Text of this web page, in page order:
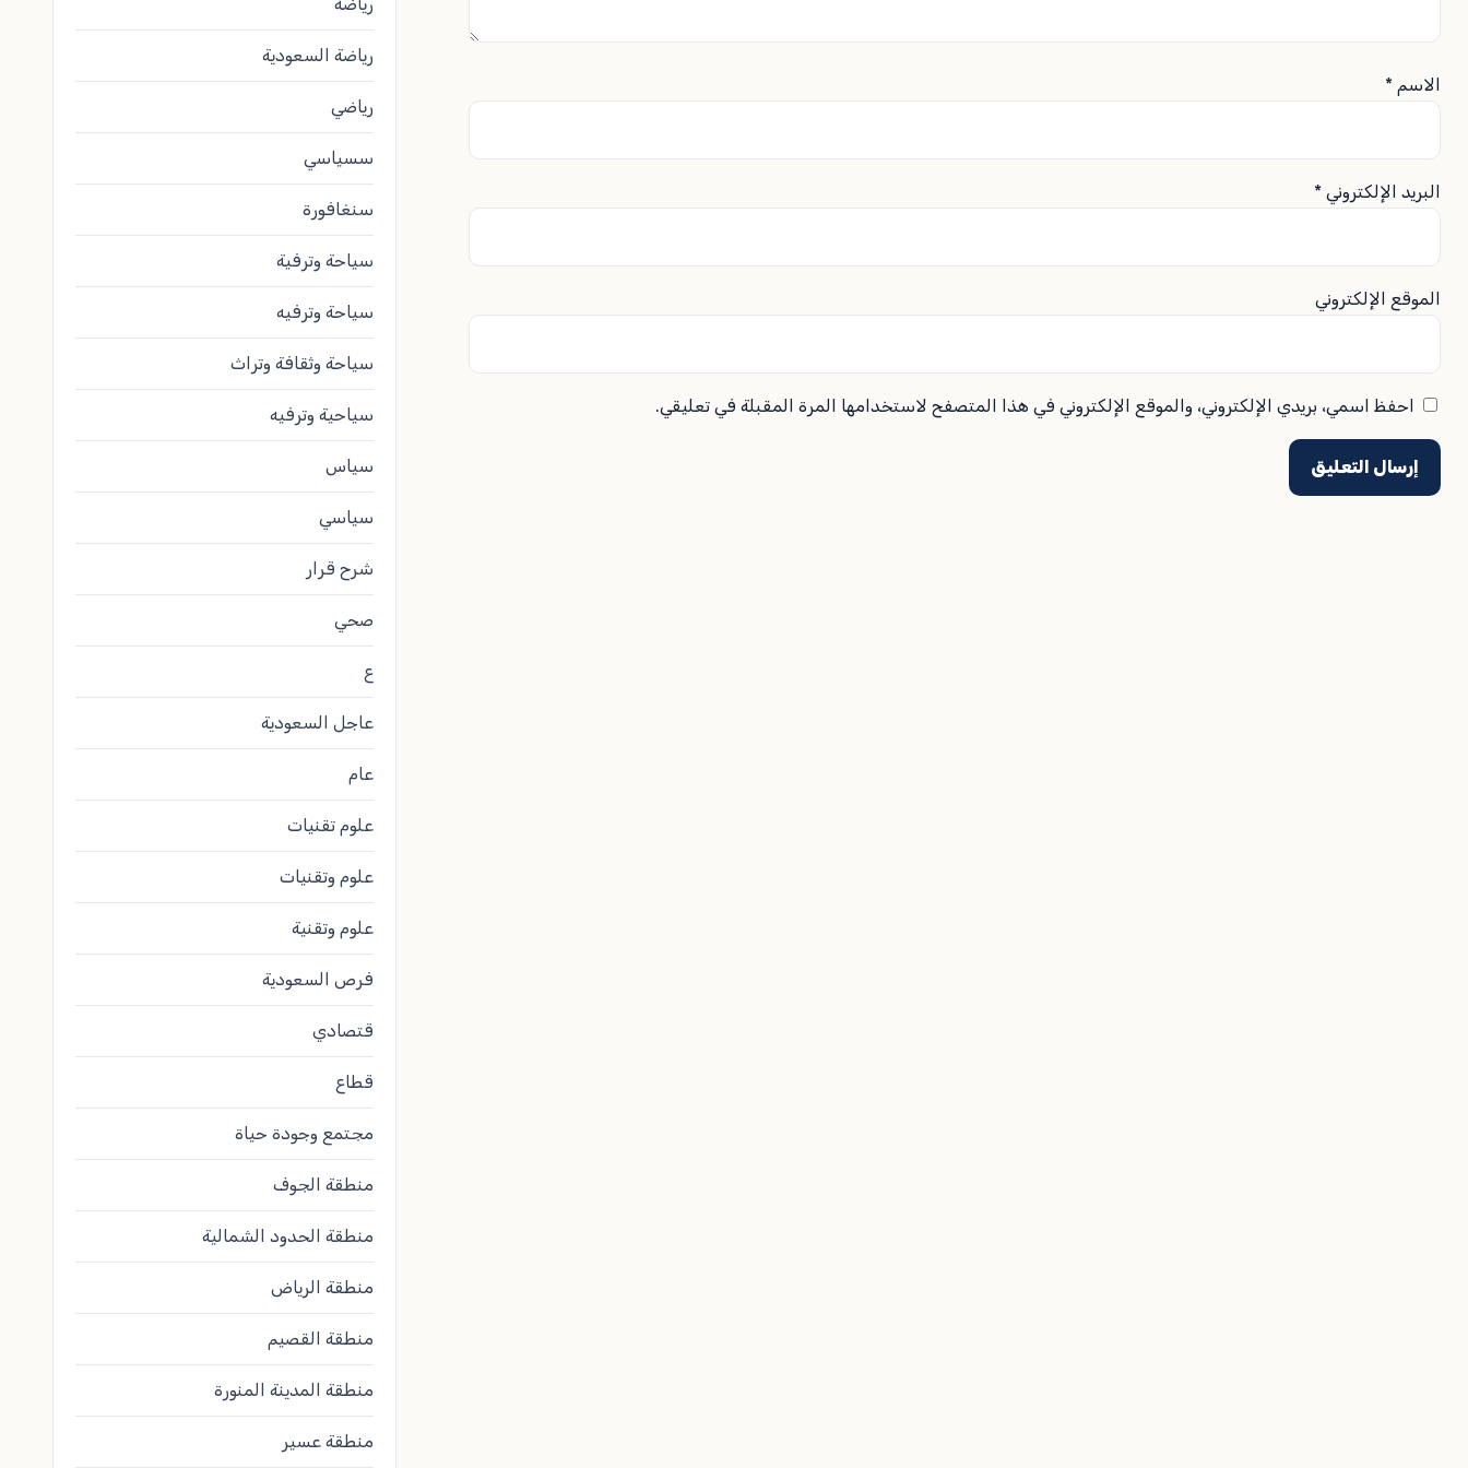
الاسم*
البريد الإلكتروني*
الموقع الإلكتروني
احفظ اسمي، بريدي الإلكتروني، والموقع الإلكتروني في هذا المتصفح لاستخدامها المرة المقبلة في تعليقي.
رياضة السعودية
رياضي
سسياسي
سنغافورة
سياحة وترفية
سياحة وترفيه
سياحة وثقافة وتراث
سياحية وترفيه
سياس
سياسي
شرح قرار
صحي
ع
عاجل السعودية
عام
علوم تقنيات
علوم وتقنيات
علوم وتقنية
فرص السعودية
قتصادي
قطاع
مجتمع وجودة حياة
منطقة الجوف
منطقة الحدود الشمالية
منطقة الرياض
منطقة القصيم
منطقة المدينة المنورة
منطقة عسير